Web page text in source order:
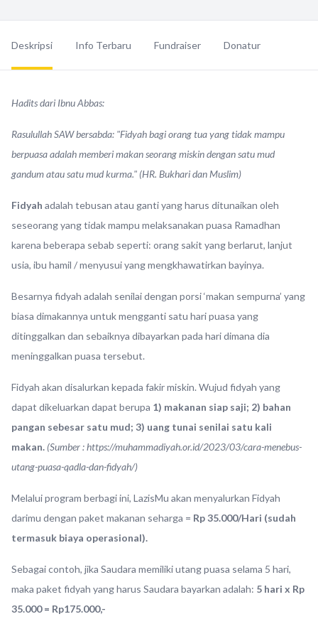
Deskripsi Info Terbaru Fundraiser Donatur
Hadits dari Ibnu Abbas:
Rasulullah SAW bersabda: "Fidyah bagi orang tua yang tidak mampu
berpuasa adalah memberi makan seorang miskin dengan satu mud
gandum atau satu mud kurma." (HR. Bukhari dan Muslim)
Fidyah adalah tebusan atau ganti yang harus ditunaikan oleh
seseorang yang tidak mampu melaksanakan puasa Ramadhan
karena beberapa sebab seperti: orang sakit yang berlarut, lanjut
usia, ibu hamil / menyusui yang mengkhawatirkan bayinya.
Besarnya fidyah adalah senilai dengan porsi ‘makan sempurna’ yang
biasa dimakannya untuk mengganti satu hari puasa yang
ditinggalkan dan sebaiknya dibayarkan pada hari dimana dia
meninggalkan puasa tersebut.
Fidyah akan disalurkan kepada fakir miskin. Wujud fidyah yang
dapat dikeluarkan dapat berupa 1) makanan siap saji; 2) bahan
pangan sebesar satu mud; 3) uang tunai senilai satu kali
makan. (Sumber :https://muhammadiyah.or.id/2023/03/cara-menebus-
utang-puasa-qadla-dan-fidyah/)
Melalui program berbagi ini, LazisMu akan menyalurkan Fidyah
darimu dengan paket makanan seharga = Rp 35.000/Hari (sudah
termasuk biaya operasional).
Sebagai contoh, jika Saudara memiliki utang puasa selama 5 hari,
maka paket fidyah yang harus Saudara bayarkan adalah: 5 hari x Rp
35.000 = Rp175.000,-